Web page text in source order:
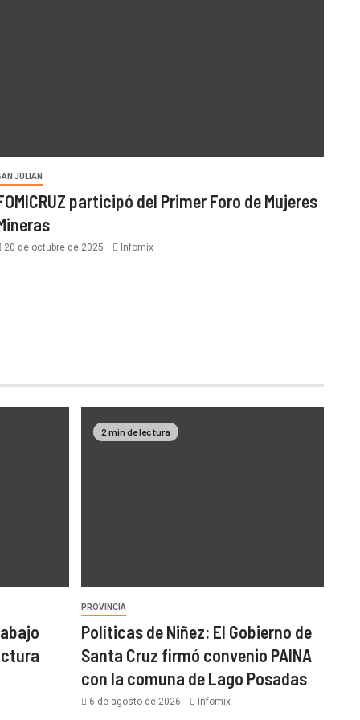
JULIAN
participó del Primer Foro de Mujeres
20 de octubre de 2025 Infomix
2 min de lectura
PROVINCIA
Políticas de Niñez: El Gobierno de
Santa Cruz firmó convenio PAINA
con la comuna de Lago Posadas
6 de agosto de 2026 Infomix